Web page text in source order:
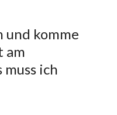
und komme
am
muss ich